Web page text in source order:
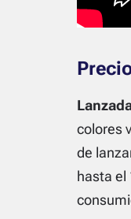
colores
de
hasta el